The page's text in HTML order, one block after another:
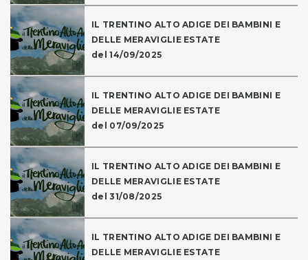
IL TRENTINO ALTO ADIGE DEI BAMBINI E
DELLE MERAVIGLIE ESTATE
del 14/09/2025
IL TRENTINO ALTO ADIGE DEI BAMBINI E
DELLE MERAVIGLIE ESTATE
del 07/09/2025
IL TRENTINO ALTO ADIGE DEI BAMBINI E
DELLE MERAVIGLIE ESTATE
del 31/08/2025
IL TRENTINO ALTO ADIGE DEI BAMBINI E
DELLE MERAVIGLIE ESTATE